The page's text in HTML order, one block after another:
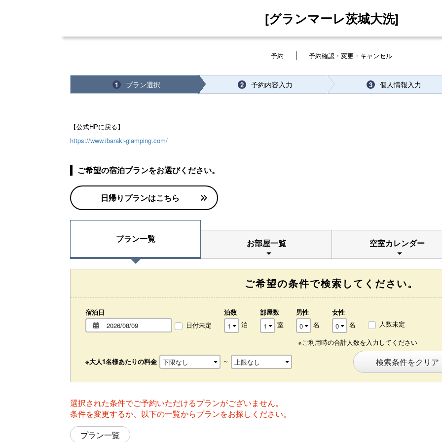
[グランマーレ茨城大洗]
予約 予約確認・変更・キャンセル
1 プラン選択 2 予約内容入力 3 個人情報入力
【公式HPに戻る】
https://www.ibaraki-glamping.com/
ご希望の宿泊プランをお選びください。
日帰りプランはこちら
プラン一覧 お部屋一覧 空室カレンダー
ご希望の条件で検索してください。
宿泊日
日付未定
泊数
泊
部屋数
室
男性
名
女性
名
人数未定
※ご利用時の合計人数を入力してください
※大人1名様あたりの料金 ～ 検索条件をクリア
選択された条件でご予約いただけるプランがございません。
条件を変更するか、以下の一覧からプランをお探しください。
プラン一覧